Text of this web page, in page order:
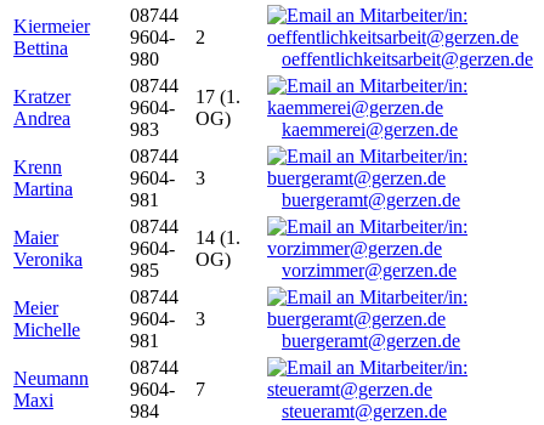
Kiermeier
Bettina
08744
9604-
980
2
oeffentlichkeitsarbeit@gerzen.de
Kratzer
Andrea
08744
9604-
983
17 (1.
OG)
kaemmerei@gerzen.de
Krenn
Martina
08744
9604-
981
3
buergeramt@gerzen.de
Maier
Veronika
08744
9604-
985
14 (1.
OG)
vorzimmer@gerzen.de
Meier
Michelle
08744
9604-
981
3
buergeramt@gerzen.de
Neumann
Maxi
08744
9604-
984
7
steueramt@gerzen.de